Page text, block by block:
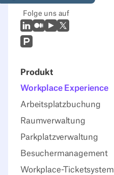
Folge uns auf
LinkedIn
MittelYoutubeX (Twitter)
Prodcut Hunt
Produkt
Workplace Experience
Arbeitsplatzbuchung
Raumverwaltung
Parkplatzverwaltung
Besuchermanagement
Workplace-Ticketsystem